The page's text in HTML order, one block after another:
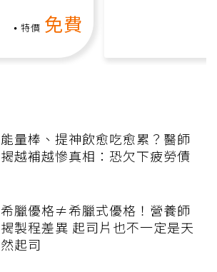
特價 免費
能量棒、提神飲愈吃愈累？醫師
揭越補越慘真相：恐欠下疲勞債
希臘優格≠希臘式優格！營養師
揭製程差異 起司片也不一定是天
然起司